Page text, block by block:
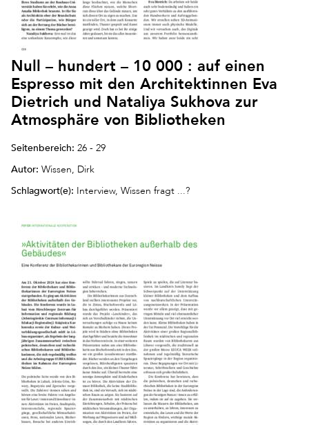
Null – hundert – 10 000 : auf einen
Espresso mit den Architektinnen Eva
Dietrich und Nataliya Sukhova zur
Atmosphäre von Bibliotheken
Seitenbereich: 26 - 29
Autor: Wissen, Dirk
Schlagwort(e): Interview, Wissen fragt ...?